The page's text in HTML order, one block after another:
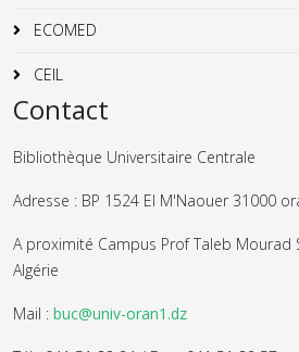
ECOMED
CEIL
Contact
Bibliothèque Universitaire Centrale
Adresse : BP 1524 El M'Naouer 31000
A proximité Campus Prof Taleb Mourad
Algérie
Mail : buc@univ-oran1.dz